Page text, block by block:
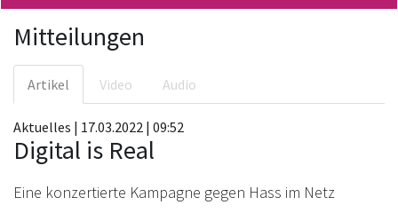
Mitteilungen
Artikel Video Audio
Aktuelles | 17.03.2022 | 09:52
Digital is Real
Eine konzertierte Kampagne gegen Hass im Netz